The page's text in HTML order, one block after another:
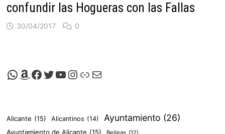
confundir las Hogueras con las Fallas
30/04/2017 0
Canal de Whatsapp de Viscalacant
Comprar en Amazon
Facebook de Viscalacant
Twitter de Viscalacant
Canal de Youtube de Viscalacant
Instagram de Viscalacant
Viscalacant en Polkaverse
Correo electrónico
Alicante (15) Alicantinos (14) Ayuntamiento (26)
Ayuntamiento de Alicante (15)